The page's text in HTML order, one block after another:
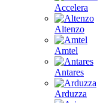
Accelera
Altenzo
Amtel
Antares
Arduzza